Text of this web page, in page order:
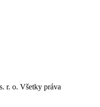
r. o. Všetky práva